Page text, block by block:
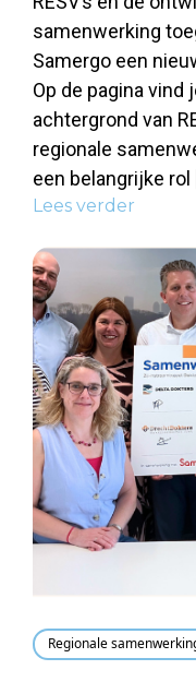
samenwerking
Samergo een
Op de pagina vind
achtergrond van
regionale
een belangrijke rol
Lees verder
Regionale